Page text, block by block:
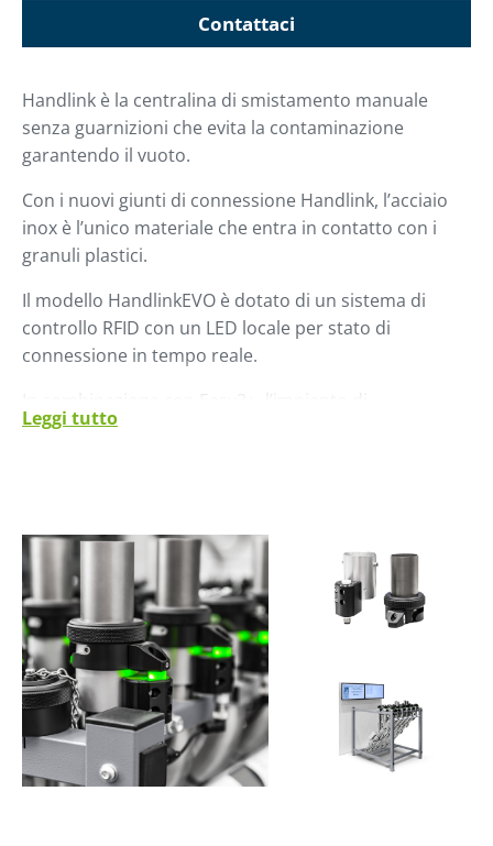
Contattaci
Handlink è la centralina di smistamento manuale
senza guarnizioni che evita la contaminazione
garantendo il vuoto.
Con i nuovi giunti di connessione Handlink, l’acciaio
inox è l’unico materiale che entra in contatto con i
granuli plastici.
Il modello HandlinkEVO è dotato di un sistema di
controllo RFID con un LED locale per stato di
connessione in tempo reale.
alimentazione controlla che la chiusura o
materiale e avvisando l’operatore.
La versione HandlinkEVO consente all'operatore di
accoppiare sorgenti di materiale e ricevitori senza
errori. Un sistema di LED colorati lampeggianti assiste
l'operatore durante la configurazione.
Su richiesta è disponibile anche un modello con
raccordo filettato in ottone e senza sistema di
etichettatura.
Leggi tutto